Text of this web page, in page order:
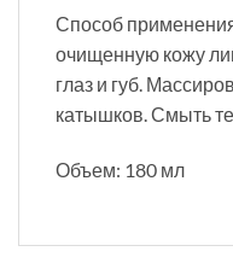
Способ
очищенную кожу
глаз и губ.
катышков. Смыть
Объем: 180 мл